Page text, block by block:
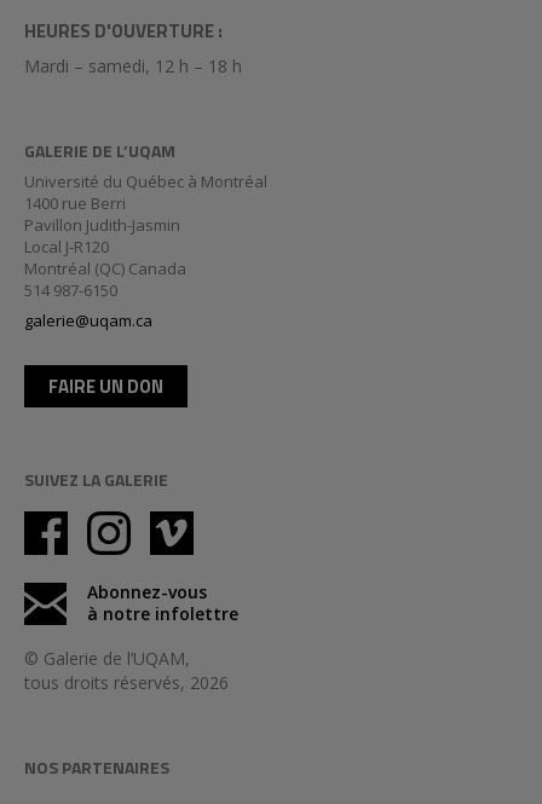
HEURES D'OUVERTURE :
Mardi – samedi, 12 h – 18 h
GALERIE DE L’UQAM
Université du Québec à Montréal
1400 rue Berri
Pavillon Judith-Jasmin
Local J-R120
Montréal (QC) Canada
514 987-6150
galerie@uqam.ca
FAIRE UN DON
SUIVEZ LA GALERIE
Abonnez-vous
à notre infolettre
© Galerie de l’UQAM,
tous droits réservés, 2026
NOS PARTENAIRES